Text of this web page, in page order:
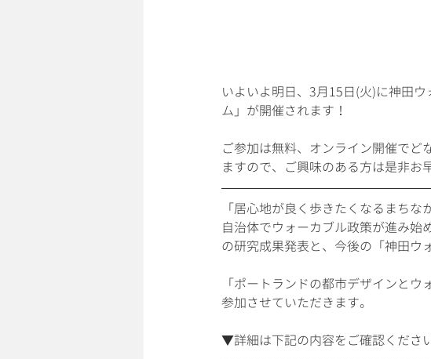
いよいよ明日、3月15日(火)に神田
ム」が開催されます！
ご参加は無料、オンライン開催でど
ますので、ご興味のある方は是非お
「居心地が良く歩きたくなるまち
自治体でウォーカブル政策が進み始
の研究成果発表と、今後の「神田ウ
「ポートランドの都市デザインと
参加させていただきます。
▼詳細は下記の内容をご確認ください